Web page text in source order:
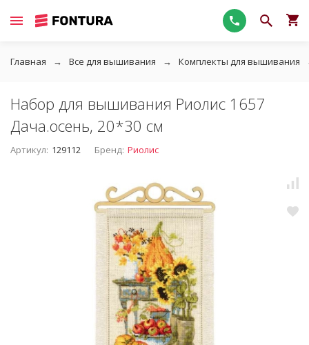
Главная Все для вышивания Комплекты для вышивания
Набор для вышивания Риолис 1657
Дача.осень, 20*30 см
Артикул: 129112 Бренд: Риолис